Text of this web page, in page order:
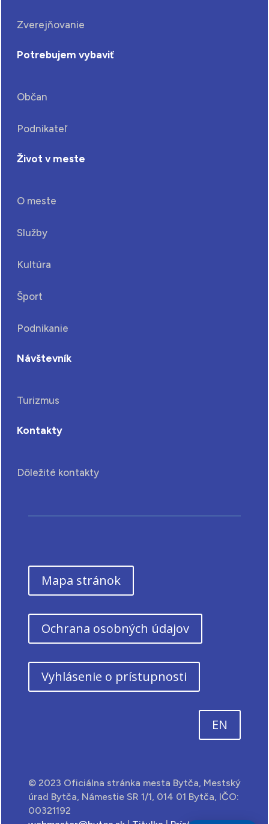
Zverejňovanie
Potrebujem vybaviť
Občan
Podnikateľ
Život v meste
O meste
Služby
Kultúra
Šport
Podnikanie
Návštevník
Turizmus
Kontakty
Dôležité kontakty
Mapa stránok
Ochrana osobných údajov
Vyhlásenie o prístupnosti
EN
© 2023 Oficiálna stránka mesta Bytča, Mestský
úrad Bytča, Námestie SR 1/1, 014 01 Bytča, IČO:
00321192